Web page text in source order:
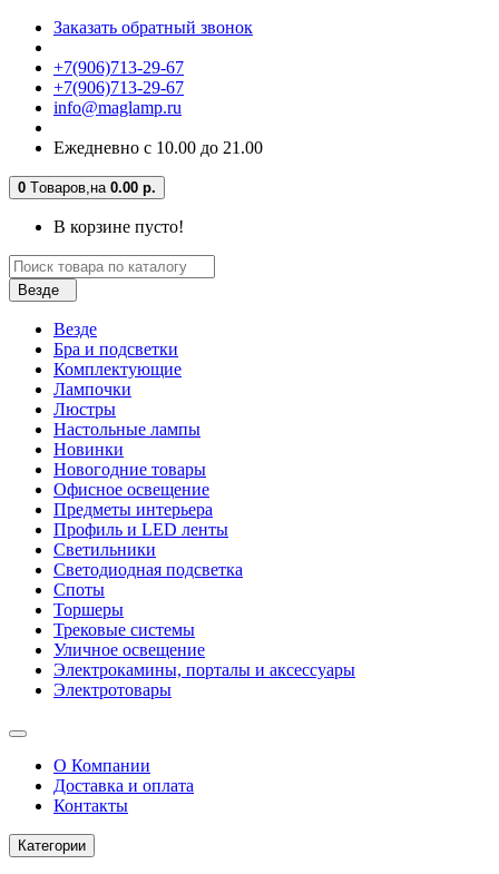
Заказать обратный звонок
+7(906)713-29-67
+7(906)713-29-67
info@maglamp.ru
Ежедневно с 10.00 до 21.00
0 Tоваров,на 0.00 р.
В корзине пусто!
Везде
Везде
Бра и подсветки
Комплектующие
Лампочки
Люстры
Настольные лампы
Новинки
Новогодние товары
Офисное освещение
Предметы интерьера
Профиль и LED ленты
Светильники
Светодиодная подсветка
Споты
Торшеры
Трековые системы
Уличное освещение
Электрокамины, порталы и аксессуары
Электротовары
О Компании
Доставка и оплата
Контакты
Категории